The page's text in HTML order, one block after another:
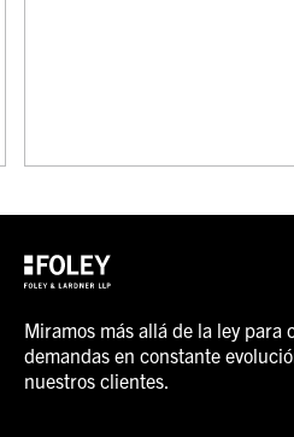
Miramos más allá de la ley para
demandas en constante
nuestros clientes.